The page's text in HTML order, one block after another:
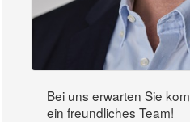
Bei uns erwarten Sie
ein freundliches Team!